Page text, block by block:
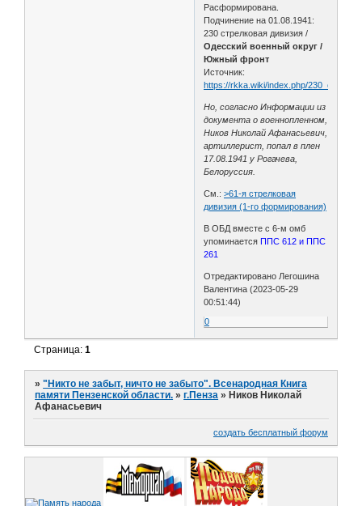
Расформирована.
Подчинение на 01.08.1941:
230 стрелковая дивизия /
Одесский военный округ /
Южный фронт
Источник:
https://rkka.wiki/index.php/
Но, согласно Информации из
документа о военнопленном,
Ников Николай Афанасьевич,
артиллерист, попал в плен
17.08.1941 у Рогачева,
Белоруссия.
См.:>61-я стрелковая
дивизия (1-го формирования)
В ОБД вместе с 6-м омб
упоминается ППС 612 и ППС
261
Отредактировано Легошина
Валентина (2023-05-29
00:51:44)
0
Страница:1
»"Никто не забыт, ничто не забыто". Всенародная Книга
памяти Пензенской области. »г.Пенза » Ников Николай
Афанасьевич
создать бесплатный форум